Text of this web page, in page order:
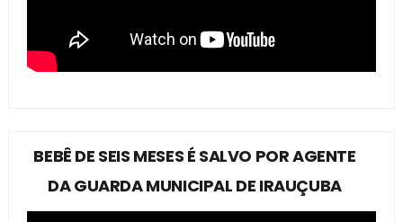
BEBÊ DE SEIS MESES É SALVO POR AGENTE
DA GUARDA MUNICIPAL DE IRAUÇUBA